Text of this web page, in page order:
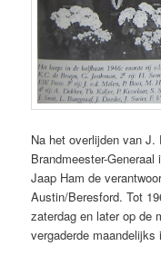
Na het overlijden van J.
Brandmeester-
Jaap Ham de
Austin/Beresford. Tot
zaterdag en later op de
vergaderde